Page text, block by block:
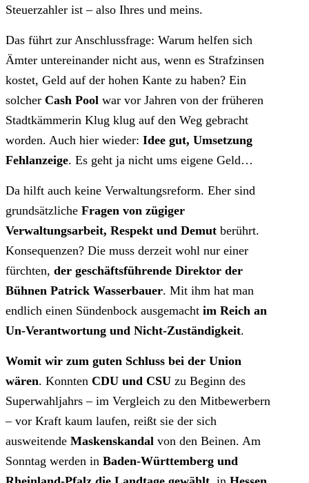
Steuerzahler ist – also Ihres und meins.
Das führt zur Anschlussfrage: Warum helfen sich
Ämter untereinander nicht aus, wenn es Strafzinsen
kostet, Geld auf der hohen Kante zu haben? Ein
solcher Cash Pool war vor Jahren von der früheren
Stadtkämmerin Klug klug auf den Weg gebracht
worden. Auch hier wieder: Idee gut, Umsetzung
Fehlanzeige. Es geht ja nicht ums eigene Geld…
Da hilft auch keine Verwaltungsreform. Eher sind
grundsätzliche Fragen von zügiger
Verwaltungsarbeit, Respekt und Demut berührt.
Konsequenzen? Die muss derzeit wohl nur einer
fürchten, der geschäftsführende Direktor der
Bühnen Patrick Wasserbauer. Mit ihm hat man
endlich einen Sündenbock ausgemacht im Reich an
Un-Verantwortung und Nicht-Zuständigkeit.
Womit wir zum guten Schluss bei der Union
wären. Konnten CDU und CSU zu Beginn des
Superwahljahrs – im Vergleich zu den Mitbewerbern
– vor Kraft kaum laufen, reißt sie der sich
ausweitende Maskenskandal von den Beinen. Am
Sonntag werden in Baden-Württemberg und